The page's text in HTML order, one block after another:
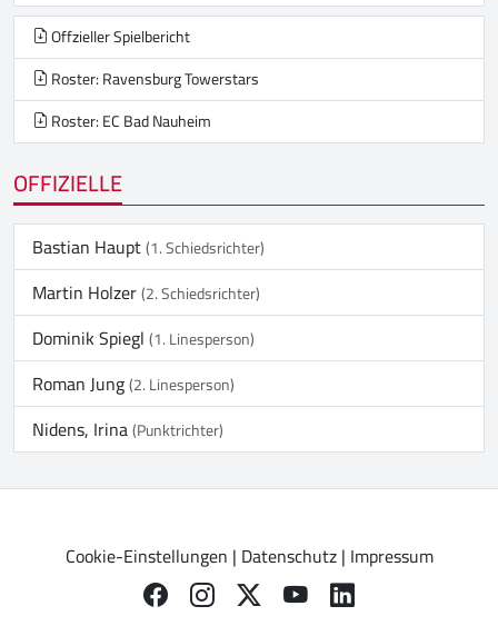
Offzieller Spielbericht
Roster: Ravensburg Towerstars
Roster: EC Bad Nauheim
OFFIZIELLE
Bastian Haupt(1. Schiedsrichter)
Martin Holzer(2. Schiedsrichter)
Dominik Spiegl(1. Linesperson)
Roman Jung(2. Linesperson)
Nidens, Irina(Punktrichter)
Cookie-Einstellungen | Datenschutz| Impressum